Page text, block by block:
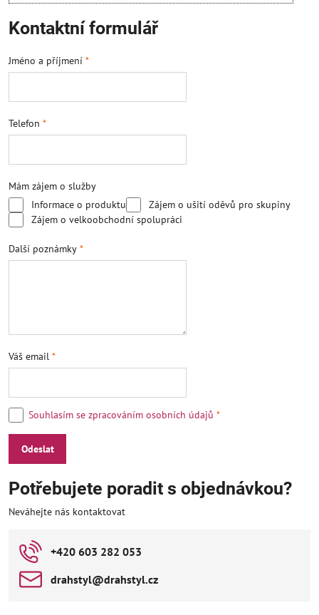
Kontaktní formulář
Jméno a příjmení *
Telefon *
Mám zájem o služby
Informace o produktu
Zájem o ušití oděvů pro skupiny
Zájem o velkoobchodní spolupráci
Další poznámky *
Váš email *
Souhlasím se zpracováním osobních údajů *
Odeslat
Potřebujete poradit s objednávkou?
Neváhejte nás kontaktovat
+420 603 282 053
drahstyl​@drahstyl​.cz